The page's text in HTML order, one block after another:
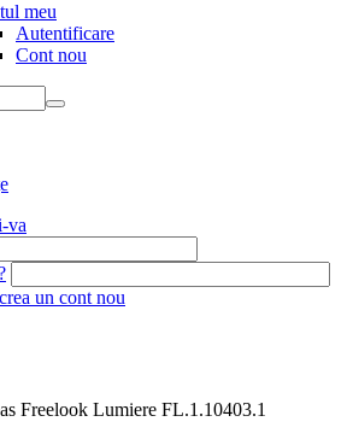
meu
Autentificare
Cont nou
va
un cont nou
Freelook Lumiere FL.1.10403.1